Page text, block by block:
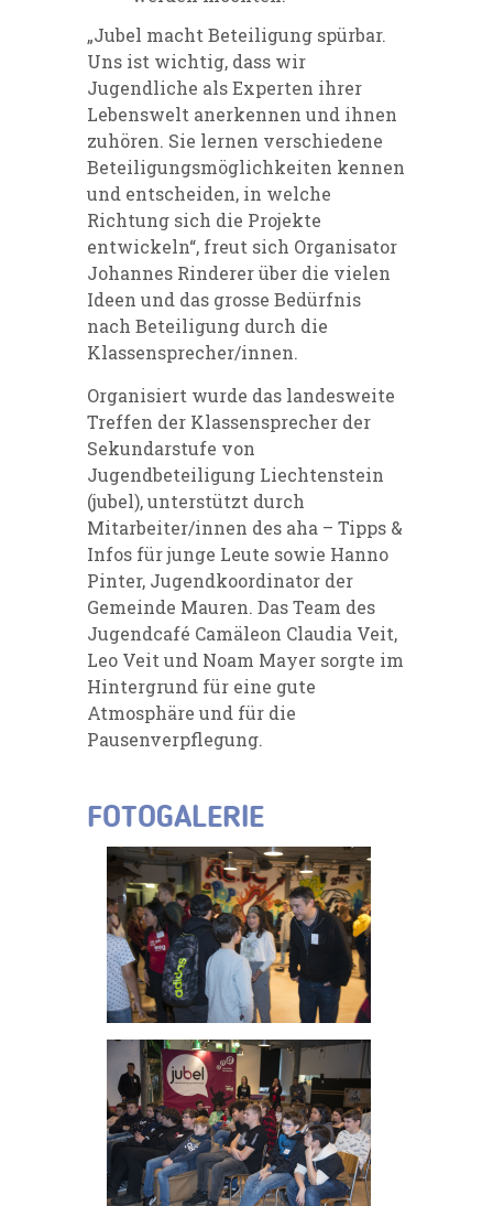
„Jubel macht Beteiligung spürbar.
Uns ist wichtig, dass wir
Jugendliche als Experten ihrer
Lebenswelt anerkennen und ihnen
zuhören. Sie lernen verschiedene
Beteiligungsmöglichkeiten kennen
und entscheiden, in welche
Richtung sich die Projekte
entwickeln“, freut sich Organisator
Johannes Rinderer über die vielen
Ideen und das grosse Bedürfnis
nach Beteiligung durch die
Klassensprecher/innen.
Organisiert wurde das landesweite
Treffen der Klassensprecher der
Sekundarstufe von
Jugendbeteiligung Liechtenstein
(jubel), unterstützt durch
Mitarbeiter/innen des aha – Tipps &
Infos für junge Leute sowie Hanno
Pinter, Jugendkoordinator der
Gemeinde Mauren. Das Team des
Jugendcafé Camäleon Claudia Veit,
Leo Veit und Noam Mayer sorgte im
Hintergrund für eine gute
Atmosphäre und für die
Pausenverpflegung.
FOTOGALERIE